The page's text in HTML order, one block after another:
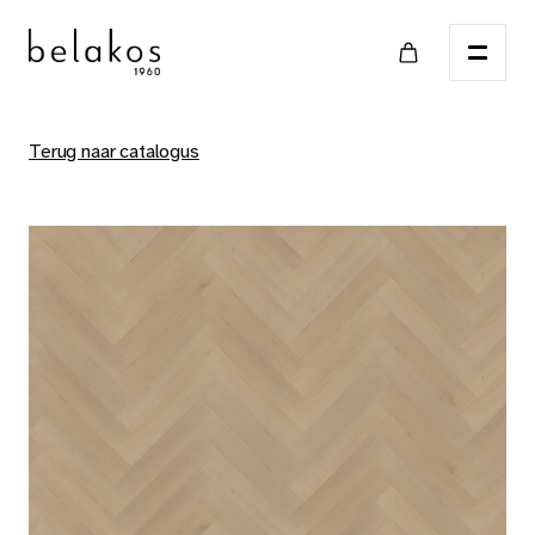
Verkooppunten
Terug naar catalogus